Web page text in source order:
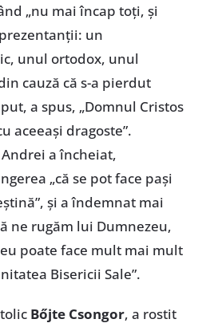
„nu mai încap toți, și
un
unul ortodox, unul
cauză că s-a pierdut
a spus, „Domnul Cristos
aceeași dragoste”.
a încheiat,
„că se pot face pași
și a îndemnat mai
ne rugăm lui Dumnezeu,
poate face mult mai mult
Bisericii Sale”.
Bőjte Csongor, a rostit